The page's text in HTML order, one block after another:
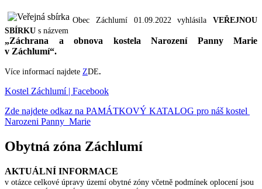
Obec Záchlumí 01.09.2022 vyhlásila VEŘEJNOU
SBÍRKU s názvem
„Záchrana a obnova kostela Narození Panny Marie
v Záchlumí“.
Více informací najdete ZDE.
Kostel Záchlumí | Facebook
Zde najdete odkaz na PAMÁTKOVÝ KATALOG pro náš kostel
Narozeni Panny Marie
Obytná zóna Záchlumí
AKTUÁLNÍ INFORMACE
v otázce celkové úpravy území obytné zóny včetně podmínek oplocení jsou